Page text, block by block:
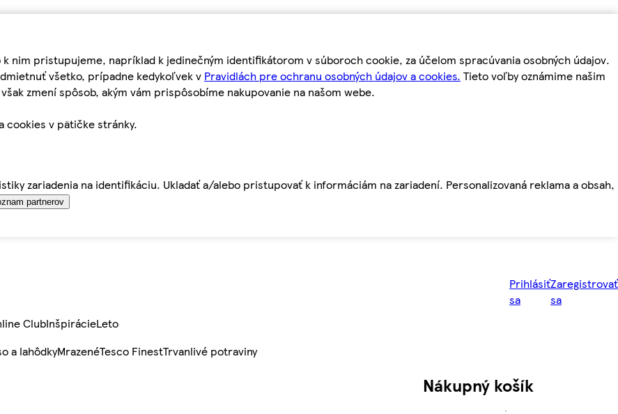
nim pristupujeme, napríklad k jedinečným identifikátorom v súboroch cookie, za účelom spracúvania osobných údajov.
všetko, prípadne kedykoľvek v Pravidlách pre ochranu osobných údajov a cookies. Tieto voľby oznámime našim
zmení spôsob, akým vám prispôsobíme nakupovanie na našom webe.
cookies v pätičke stránky.
zariadenia na identifikáciu. Ukladať a/alebo pristupovať k informáciám na zariadení. Personalizovaná reklama a obsah,
partnerov
Prihlásiť
sa
Zaregistrovať
sa
ClubInšpirácieLeto
a lahôdkyMrazenéTesco FinestTrvanlivé potraviny
Nákupný košík